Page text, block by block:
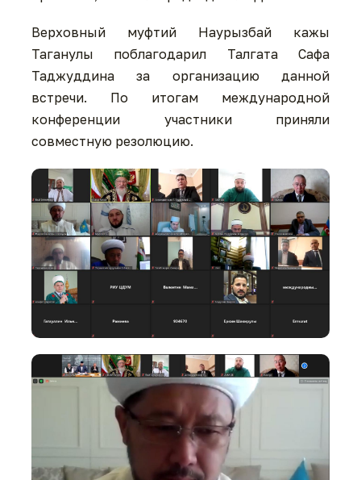
Верховный муфтий Наурызбай кажы
Таганулы поблагодарил Талгата Сафа
Таджуддина за организацию данной
встречи. По итогам международной
конференции участники приняли
совместную резолюцию.